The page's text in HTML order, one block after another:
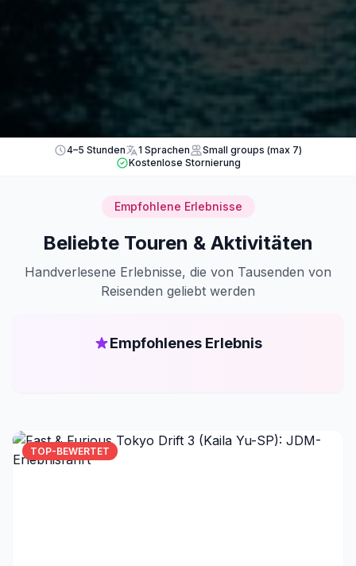
4–5 Stunden 1 Sprachen
Small groups (max 7)
Kostenlose Stornierung
Empfohlene Erlebnisse
Beliebte Touren & Aktivitäten
Handverlesene Erlebnisse, die von Tausenden von
Reisenden geliebt werden
Empfohlenes Erlebnis
TOP-BEWERTET